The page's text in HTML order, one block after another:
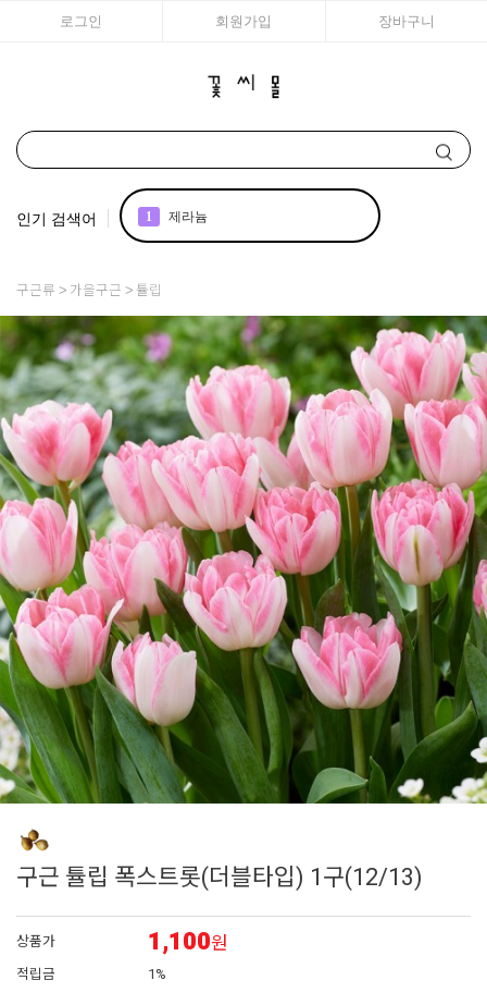
로그인 회원가입 장바구니
인기 검색어 1 제라늄
리갈
4 어린모종 국화
5 조날
백합
7 에키네시아
8 페츄니아
백일홍
10 접시꽃
구근류 가을구근 튤립
구근 튤립 폭스트롯(더블타입) 1구(12/13)
상품가 1,100원
적립금
1%